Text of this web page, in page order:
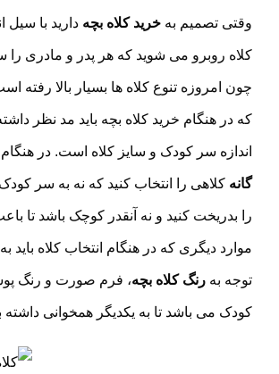
وقتی تصمیم به خرید کلاه بچه دارید با سیل
کلاه روبرو می شوید که هر پدر و مادری
چون امروزه تنوع کلاه ها بسیار بالا رفته
که در هنگام خرید کلاه بچه باید مد نظر
اندازه سر کودک و سایز کلاه است. در هنگام ا
گانه کلاهی را انتخاب کنید که نه به سر
را بدریخت کنید و نه آنقدر کوچک باشد تا
موارد دیگری که در هنگام انتخاب کلاه باید
توجه به رنگ کلاه بچه، فرم صورت و رنگ
کودک می باشد تا به یکدیگر همخوانی داشته